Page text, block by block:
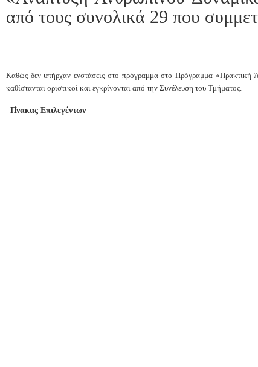
από τους συνολικά 29 που
Καθώς δεν υπήρχαν ενστάσεις στο πρόγραμμα στο Πρόγραμμα
καθίστανται οριστικοί και εγκρίνονται από την Συνέλευση του Τμήματος.
Π ίνακας Επιλεγέντων